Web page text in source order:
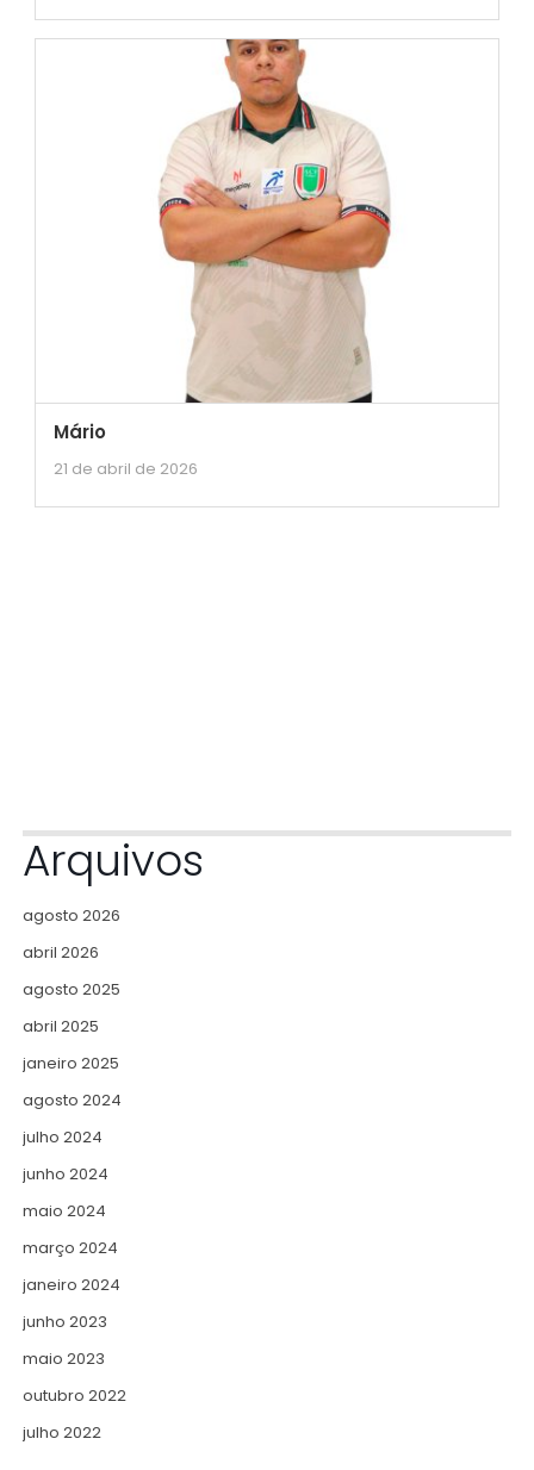
Mário
21 de abril de 2026
Arquivos
agosto 2026
abril 2026
agosto 2025
abril 2025
janeiro 2025
agosto 2024
julho 2024
junho 2024
maio 2024
março 2024
janeiro 2024
junho 2023
maio 2023
outubro 2022
julho 2022